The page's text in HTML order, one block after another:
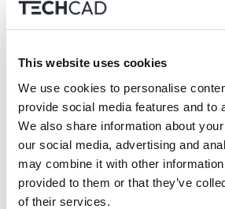
This website uses cookies
We use cookies to personalise
provide social media features and to
We also share information about
our social media, advertising and
may combine it with other information
provided to them or that they’ve
of their services.
izraditi dijagrame ožičenja, ucrtati
krugova na planove zgrada ili
električne razvodne ploče.
Knjižnica od nekoliko tisuća IEC i
je u nekoliko desetaka kategorija.
izvore svjetlosti, prekidače,
otpornike, kondenzatore, izvore